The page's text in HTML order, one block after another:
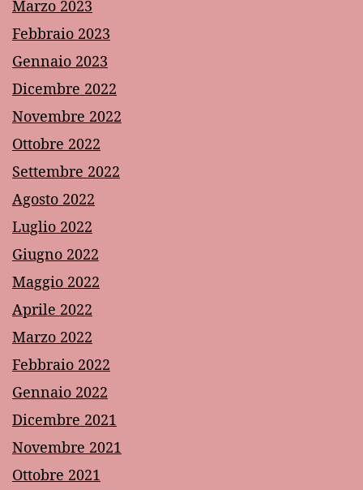
Marzo 2023
Febbraio 2023
Gennaio 2023
Dicembre 2022
Novembre 2022
Ottobre 2022
Settembre 2022
Agosto 2022
Luglio 2022
Giugno 2022
Maggio 2022
Aprile 2022
Marzo 2022
Febbraio 2022
Gennaio 2022
Dicembre 2021
Novembre 2021
Ottobre 2021